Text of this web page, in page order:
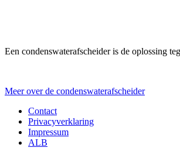
Een condenswaterafscheider is de oplossing
Meer over de condenswaterafscheider
Contact
Privacyverklaring
Impressum
ALB